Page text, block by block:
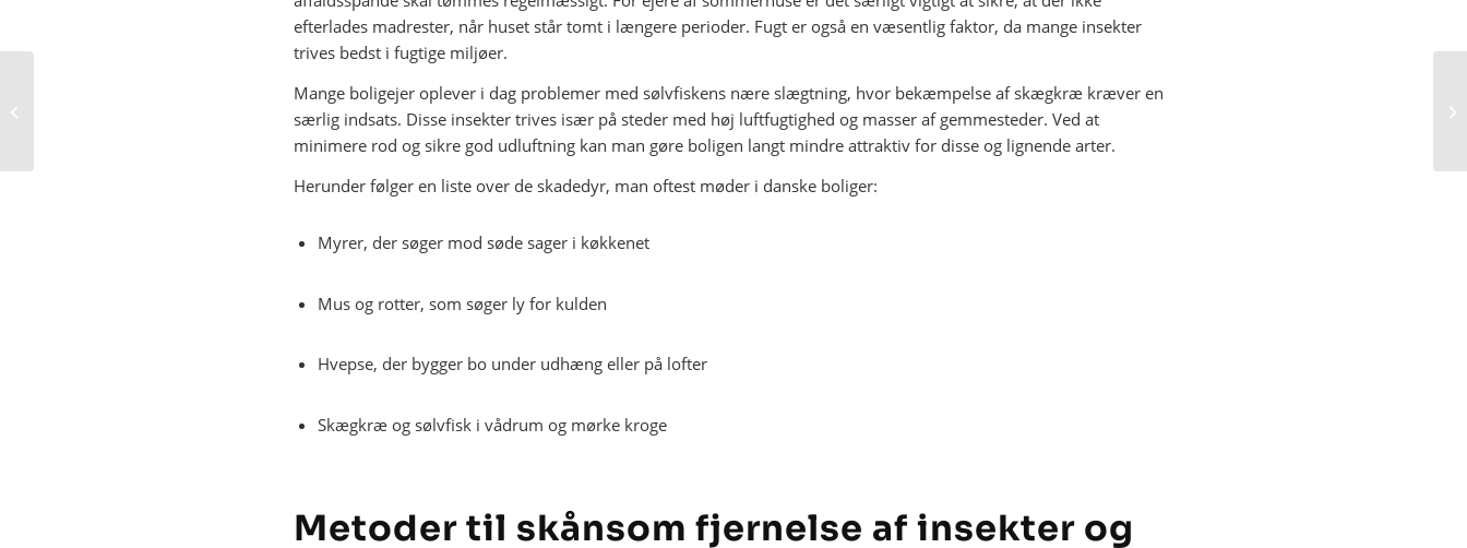
efterlades madrester, når huset står tomt i længere perioder. Fugt er også en væsentlig faktor, da mange insekter
trives bedst i fugtige miljøer.
Mange boligejer oplever i dag problemer med sølvfiskens nære slægtning, hvor bekæmpelse af skægkræ kræver en
særlig indsats. Disse insekter trives især på steder med høj luftfugtighed og masser af gemmesteder. Ved at
minimere rod og sikre god udluftning kan man gøre boligen langt mindre attraktiv for disse og lignende arter.
Herunder følger en liste over de skadedyr, man oftest møder i danske boliger:
Myrer, der søger mod søde sager i køkkenet
Mus og rotter, som søger ly for kulden
Hvepse, der bygger bo under udhæng eller på lofter
Skægkræ og sølvfisk i vådrum og mørke kroge
Metoder til skånsom fjernelse af insekter og